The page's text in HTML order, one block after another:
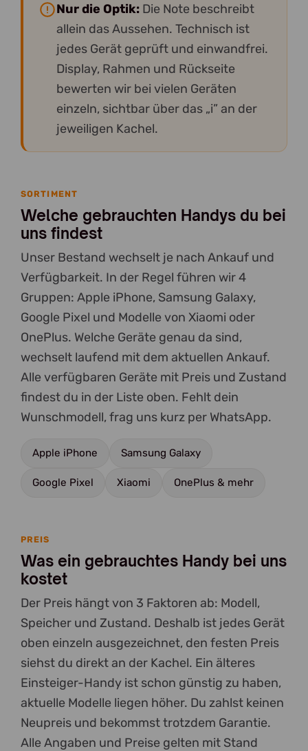
Nur die Optik: Die Note beschreibt
allein das Aussehen. Technisch ist
jedes Gerät geprüft und einwandfrei.
Display, Rahmen und Rückseite
bewerten wir bei vielen Geräten
einzeln, sichtbar über das „i” an der
jeweiligen Kachel.
SORTIMENT
Welche gebrauchten Handys du bei
uns findest
Unser Bestand wechselt je nach Ankauf und
Verfügbarkeit. In der Regel führen wir 4
Gruppen: Apple iPhone, Samsung Galaxy,
Google Pixel und Modelle von Xiaomi oder
OnePlus. Welche Geräte genau da sind,
wechselt laufend mit dem aktuellen Ankauf.
Alle verfügbaren Geräte mit Preis und Zustand
findest du in der Liste oben. Fehlt dein
Wunschmodell, frag uns kurz per WhatsApp.
Apple iPhone Samsung Galaxy
Google Pixel Xiaomi OnePlus & mehr
PREIS
Was ein gebrauchtes Handy bei uns
kostet
Der Preis hängt von 3 Faktoren ab: Modell,
Speicher und Zustand. Deshalb ist jedes Gerät
oben einzeln ausgezeichnet, den festen Preis
siehst du direkt an der Kachel. Ein älteres
Einsteiger-Handy ist schon günstig zu haben,
aktuelle Modelle liegen höher. Du zahlst keinen
Neupreis und bekommst trotzdem Garantie.
Alle Angaben und Preise gelten mit Stand